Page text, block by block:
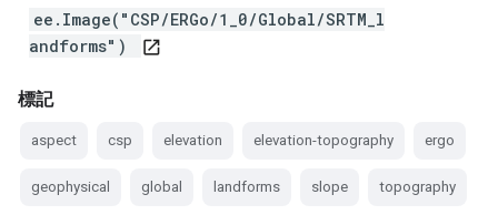
ee.Image("CSP/ERGo/1_0/Global/SRTM_l
andforms")
open_in_new
標記
aspect csp elevation elevation-topography ergo
geophysical global landforms slope topography